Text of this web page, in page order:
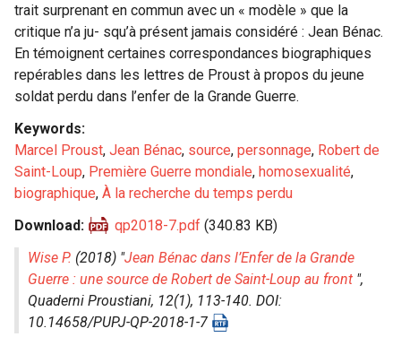
trait surprenant en commun avec un « modèle » que la
critique n’a ju- squ’à présent jamais considéré : Jean Bénac.
En témoignent certaines correspondances biographiques
repérables dans les lettres de Proust à propos du jeune
soldat perdu dans l’enfer de la Grande Guerre.
Keywords
Marcel Proust, Jean Bénac, source, personnage, Robert de
Saint-Loup, Première Guerre mondiale, homosexualité,
biographique, À la recherche du temps perdu
Download
qp2018-7.pdf (340.83 KB)
Wise P. (2018) "Jean Bénac dans l’Enfer de la Grande
Guerre : une source de Robert de Saint-Loup au front ",
Quaderni Proustiani, 12(1), 113-140. DOI:
10.14658/PUPJ-QP-2018-1-7